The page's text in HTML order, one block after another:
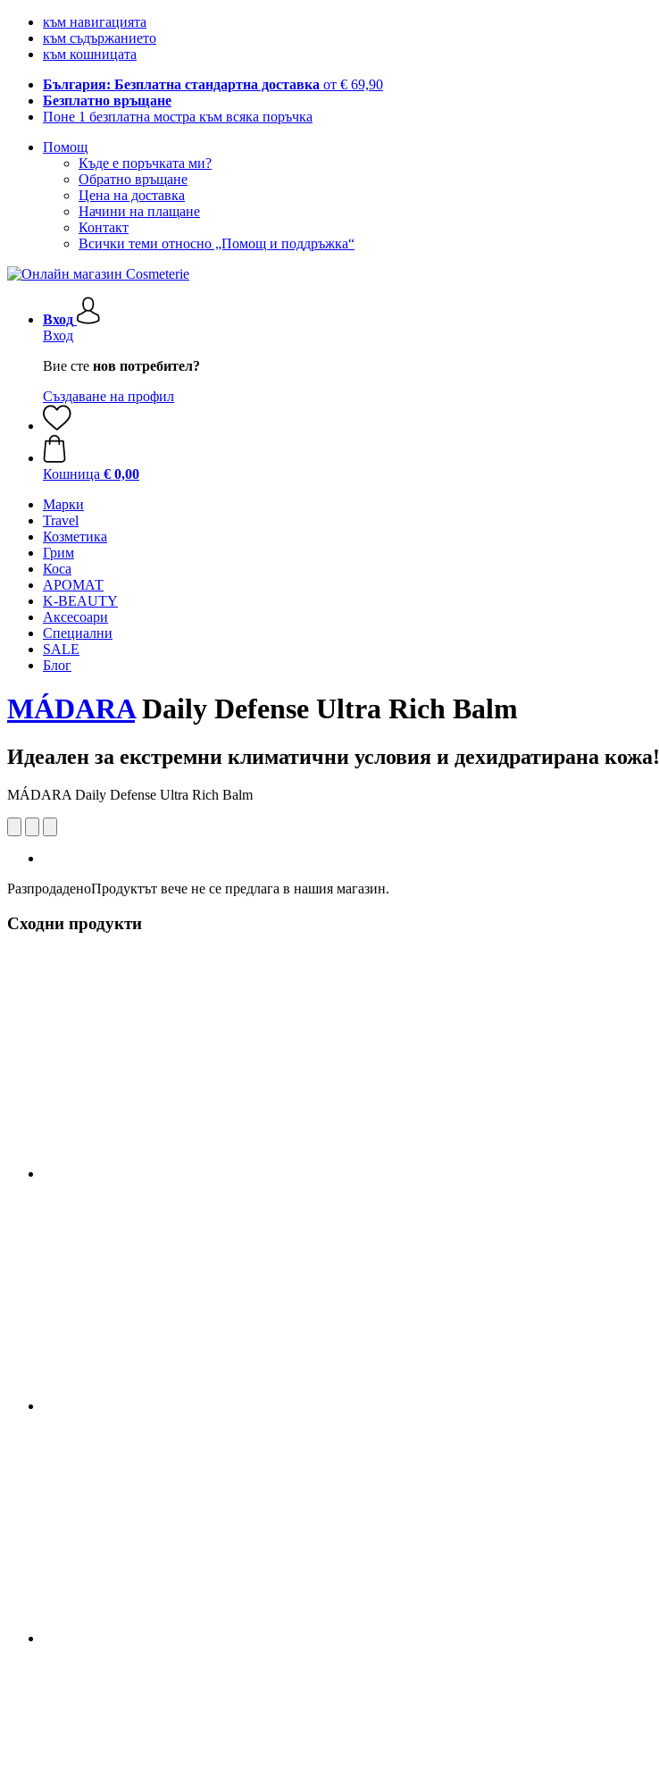
към навигацията
към съдържанието
към кошницата
България: Безплатна стандартна доставка от € 69,90
Безплатно връщане
Поне 1 безплатна мостра към всяка поръчка
Помощ
Къде е поръчката ми?
Обратно връщане
Цена на доставка
Начини на плащане
Контакт
Всички теми относно „Помощ и поддръжка“
Вход
Вход
Вие сте нов потребител?
Създаване на профил
Кошница € 0,00
Mарки
Travel
Козметика
Грим
Коса
АРОМАТ
K-BEAUTY
Аксесоари
Специални
SALE
Блог
MÁDARADaily Defense Ultra Rich Balm
Идеален за екстремни климатични условия и дехидратирана кожа!
MÁDARA Daily Defense Ultra Rich Balm
РазпродаденоПродуктът вече не се предлага в нашия магазин.
Сходни продукти